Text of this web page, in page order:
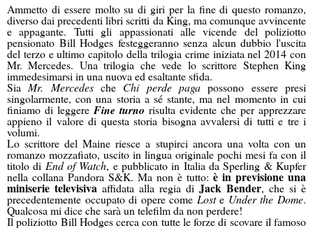
Ammetto di essere molto su di giri per la fine di questo romanzo,
diverso dai precedenti libri scritti da King, ma comunque avvincente
e appagante. Tutti gli appassionati alle vicende del poliziotto
pensionato Bill Hodges festeggeranno senza alcun dubbio l'uscita
del terzo e ultimo capitolo della trilogia crime iniziata nel 2014 con
Mr. Mercedes. Una trilogia che vede lo scrittore Stephen King
immedesimarsi in una nuova ed esaltante sfida.
Sia Mr. Mercedesche Chi perde pagapossono essere presi
singolarmente, con una storia a sé stante, ma nel momento in cui
finiamo di leggere Fine turno risulta evidente che per apprezzare
appieno il valore di questa storia bisogna avvalersi di tutti e tre i
volumi.
Lo scrittore del Maine riesce a stupirci ancora una volta con un
romanzo mozzafiato, uscito in lingua originale pochi mesi fa con il
titolo di End of Watch, e pubblicato in Italia da Sperling & Kupfer
nella collana Pandora S&K. Ma non è tutto: è in previsione una
miniserie televisiva affidata alla regia di Jack Bender, che si è
precedentemente occupato di opere come Loste Under the Dome.
Qualcosa mi dice che sarà un telefilm da non perdere!
Il poliziotto Bill Hodges cerca con tutte le forze di scovare il famoso